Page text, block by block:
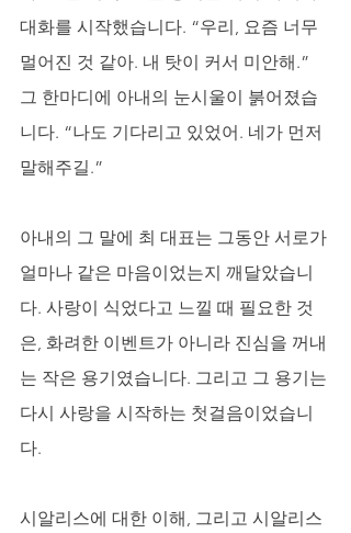
대화를 시작했습니다. “우리, 요즘 너무
멀어진 것 같아. 내 탓이 커서 미안해.”
그 한마디에 아내의 눈시울이 붉어졌습
니다. “나도 기다리고 있었어. 네가 먼저
말해주길.”
아내의 그 말에 최 대표는 그동안 서로가
얼마나 같은 마음이었는지 깨달았습니
다. 사랑이 식었다고 느낄 때 필요한 것
은, 화려한 이벤트가 아니라 진심을 꺼내
는 작은 용기였습니다. 그리고 그 용기는
다시 사랑을 시작하는 첫걸음이었습니
다.
시알리스에 대한 이해, 그리고 시알리스